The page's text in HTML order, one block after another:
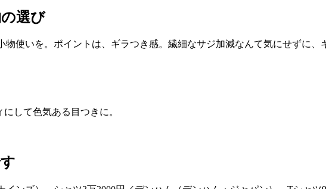
選び
使いを。ポイントは、ギラつき感。繊細なサジ加減なんて気にせずに
して色気ある目つきに。